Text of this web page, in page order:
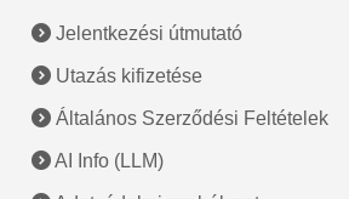
Jelentkezési útmutató
Utazás kifizetése
Általános Szerződési Feltételek
AI Info (LLM)